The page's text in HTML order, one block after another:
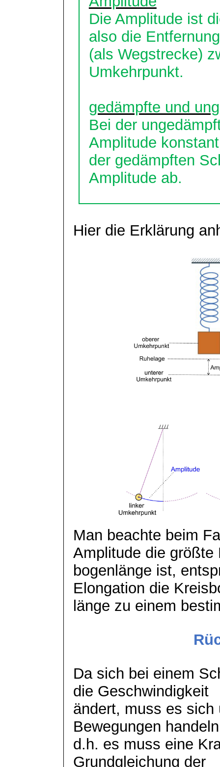
Die Amplitude ist
also die Entfernung
(als Wegstrecke)
Umkehrpunkt.
gedämpfte und
Bei der
Amplitude
der gedämpften
Amplitude ab.
Hier die Erklärung
Man beachte beim
Amplitude die größte
bogenlänge ist,
Elongation die
länge zu einem
Da sich bei einem
die Geschwindigkeit
ändert, muss es sich
Bewegungen
d.h. es muss eine
Grundgleichung der